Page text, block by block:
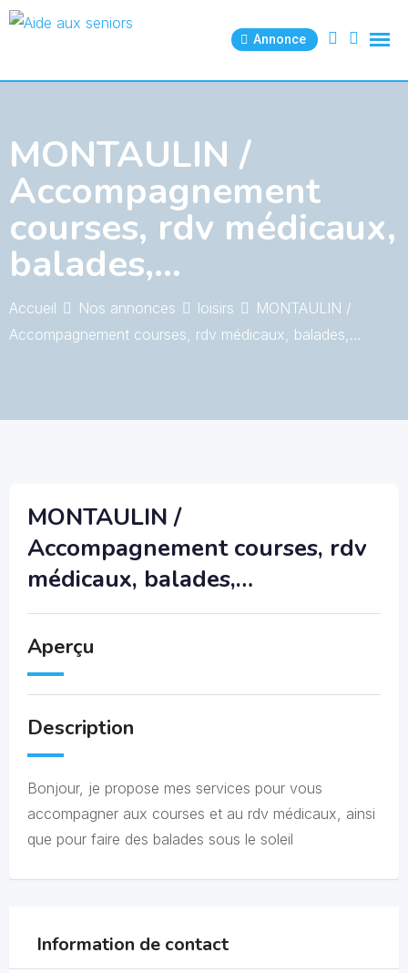
Skip
Annonce
MONTAULIN /
Accompagnement
courses, rdv médicaux,
balades,…
Accueil Nos annonces loisirs
MONTAULIN /
Accompagnement courses, rdv médicaux, balades,…
MONTAULIN /
Accompagnement courses, rdv
médicaux, balades,…
Aperçu
Description
Bonjour, je propose mes services pour vous
accompagner aux courses et au rdv médicaux, ainsi
que pour faire des balades sous le soleil
Information de contact